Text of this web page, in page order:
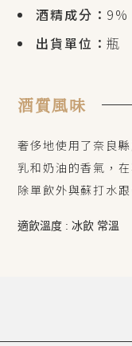
酒精成分： 9%
出貨單位：瓶
酒質風味
奢侈地使用了奈良
乳和奶油的香氣，
除單飲外與蘇打水
適飲溫度 : 冰飲 常溫